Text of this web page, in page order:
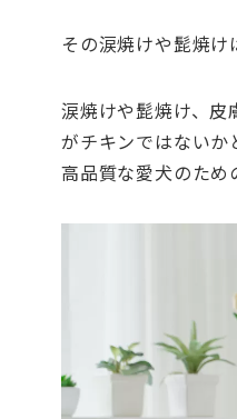
その涙焼けや髭焼け
涙焼けや髭焼け、皮
がチキンではないか
高品質な愛犬のため